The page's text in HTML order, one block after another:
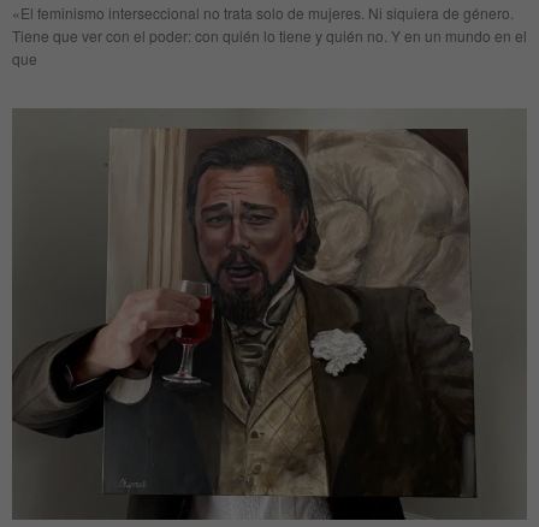
«El feminismo interseccional no trata solo de mujeres. Ni siquiera de género.
Tiene que ver con el poder: con quién lo tiene y quién no. Y en un mundo en el
que